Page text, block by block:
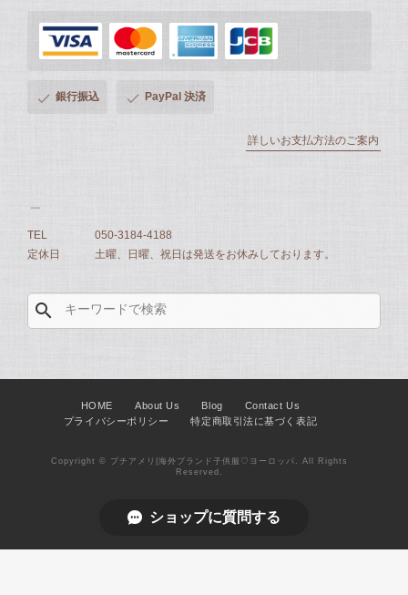
銀行振込 PayPal 決済
詳しいお支払方法のご案内
TEL
050-3184-4188
定休日
土曜、日曜、祝日は発送をお休みしております。
search
HOME About Us Blog
Contact Us
プライバシーポリシー
特定商取引法に基づく表記
Copyright © プチアメリ|海外ブランド子供服♡ヨーロッパ. All Rights
Reserved.
ショップに質問する